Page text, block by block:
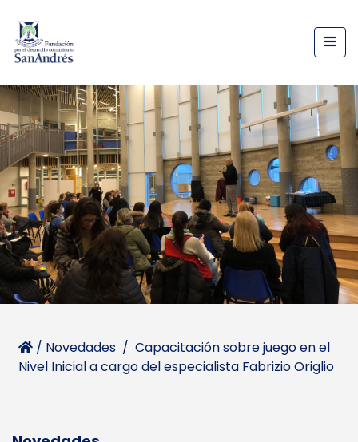
/ Novedades / Capacitación sobre juego en el
Nivel Inicial a cargo del especialista Fabrizio Origlio